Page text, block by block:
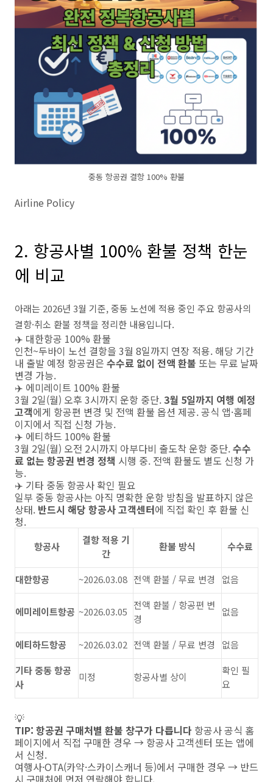
중동 항공권 결항 100% 환불
Airline Policy
2. 항공사별 100% 환불 정책 한눈
에 비교
아래는 2026년 3월 기준, 중동 노선에 적용 중인 주요 항공사의
결항·취소 환불 정책을 정리한 내용입니다.
✈️ 대한항공 100% 환불
인천~두바이 노선 결항을 3월 8일까지 연장 적용. 해당 기간
내 출발 예정 항공권은 수수료 없이 전액 환불 또는 무료 날짜
변경 가능.
✈️ 에미레이트 100% 환불
3월 2일(월) 오후 3시까지 운항 중단.3월 5일까지 여행 예정
고객에게 항공편 변경 및 전액 환불 옵션 제공. 공식 앱·홈페
이지에서 직접 신청 가능.
✈️ 에티하드 100% 환불
3월 2일(월) 오전 2시까지 아부다비 출도착 운항 중단.수수
료 없는 항공권 변경 정책 시행 중. 전액 환불도 별도 신청 가
능.
✈️ 기타 중동 항공사 확인 필요
일부 중동 항공사는 아직 명확한 운항 방침을 발표하지 않은
상태. 반드시 해당 항공사 고객센터에 직접 확인 후 환불 신
청.
항공사
결항 적용 기
간
환불 방식 수수료
대한항공 ~2026.03.08 전액 환불 / 무료 변경 없음
에미레이트항공 ~2026.03.05
전액 환불 / 항공편 변
경
없음
에티하드항공 ~2026.03.02 전액 환불 / 무료 변경
없음
기타 중동 항공
사
미정 항공사별 상이
확인 필
요
💡
TIP: 항공권 구매처별 환불 창구가 다릅니다 항공사 공식 홈
페이지에서 직접 구매한 경우 → 항공사 고객센터 또는 앱에
서 신청.
여행사·OTA(카약·스카이스캐너 등)에서 구매한 경우 → 반드
시 구매처에 먼저 연락해야 합니다.